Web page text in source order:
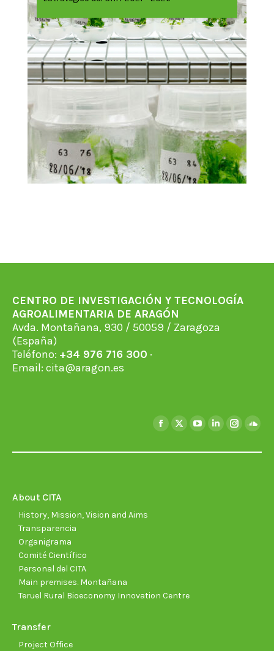
CENTRO DE INVESTIGACIÓN Y TECNOLOGÍA
AGROALIMENTARIA DE ARAGÓN
Avda. Montañana, 930 / 50059 / Zaragoza
(España)
Teléfono: +34 976 716 300 ·
Email: cita@aragon.es
Facebook
X
YouTubeLinkedin
About CITA
History, Mission, Vision and Aims
Transparencia
Organigrama
Comité Científico
Personal del CITA
Main premises. Montañana
Teruel Rural Bioeconomy Innovation Centre
Transfer
Project Office